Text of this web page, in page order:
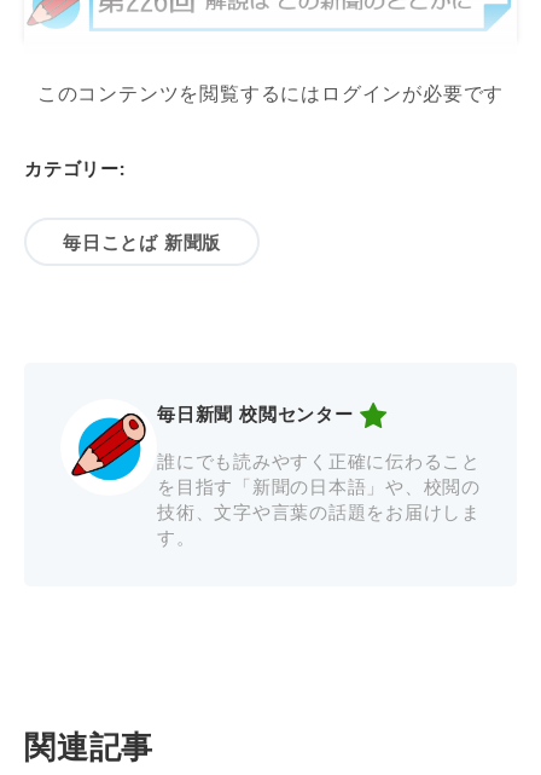
このコンテンツを閲覧するにはログインが必要です
カテゴリー:
毎日ことば 新聞版
毎日新聞 校閲センター
誰にでも読みやすく正確に伝わること
を目指す「新聞の日本語」や、校閲の
技術、文字や言葉の話題をお届けしま
す。
関連記事